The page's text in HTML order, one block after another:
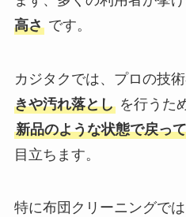
高さです。
カジタクでは、プロの技
きや汚れ落としを行うた
新品のような状態で戻っ
目立ちます。
特に布団クリーニングでは